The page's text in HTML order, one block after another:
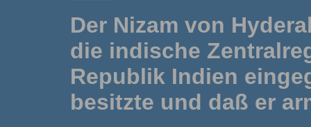
Der Nizam von
die indische
Republik Indien
besitzte und daß er